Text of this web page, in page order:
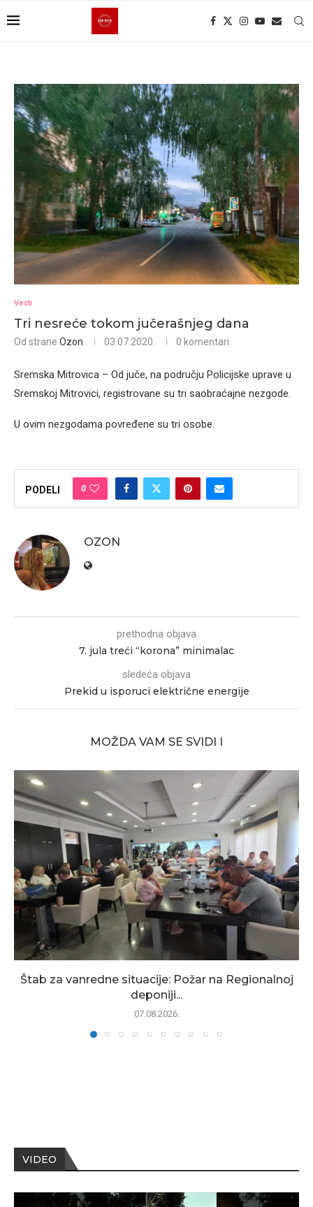
Vesti
Tri nesreće tokom jučerašnjeg dana
Od strane Ozon 03.07.2020. 0 komentari
Sremska Mitrovica – Od juče, na području Policijske uprave u
Sremskoj Mitrovici, registrovane su tri saobraćajne nezgode.
U ovim nezgodama povređene su tri osobe.
PODELI 0
OZON
prethodna objava
7. jula treći “korona” minimalac
sledeća objava
Prekid u isporuci električne energije
MOŽDA VAM SE SVIDI I
Štab za vanredne situacije: Požar na Regionalnoj
deponiji...
07.08.2026.
VIDEO